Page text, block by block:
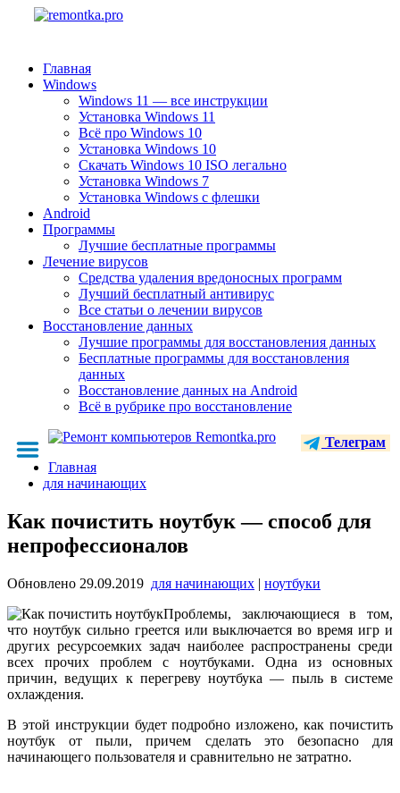
Главная
Windows
Windows 11 — все инструкции
Установка Windows 11
Всё про Windows 10
Установка Windows 10
Скачать Windows 10 ISO легально
Установка Windows 7
Установка Windows с флешки
Android
Программы
Лучшие бесплатные программы
Лечение вирусов
Средства удаления вредоносных программ
Лучший бесплатный антивирус
Все статьи о лечении вирусов
Восстановление данных
Лучшие программы для восстановления данных
Бесплатные программы для восстановления
данных
Восстановление данных на Android
Всё в рубрике про восстановление
Телеграм
Главная
для начинающих
Как почистить ноутбук — способ для
непрофессионалов
Обновлено 29.09.2019 для начинающих | ноутбуки
Проблемы, заключающиеся в том,
что ноутбук сильно греется или выключается во время игр и
других ресурсоемких задач наиболее распространены среди
всех прочих проблем с ноутбуками. Одна из основных
причин, ведущих к перегреву ноутбука — пыль в системе
охлаждения.
В этой инструкции будет подробно изложено, как почистить
ноутбук от пыли, причем сделать это безопасно для
начинающего пользователя и сравнительно не затратно.